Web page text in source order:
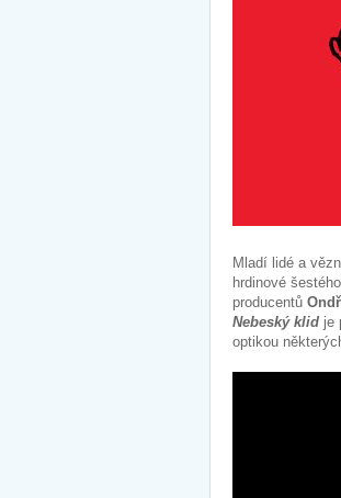
Mladí lidé a
hrdinové
producentů
Nebeský klid je
optikou